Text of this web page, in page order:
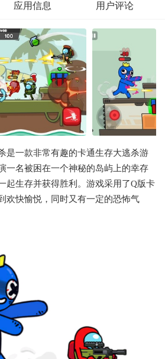
应用信息 用户评论
是一款非常有趣的卡通生存大逃杀游
一名被困在一个神秘的岛屿上的幸存
起生存并获得胜利。游戏采用了Q版卡
欢快愉悦，同时又有一定的恐怖气